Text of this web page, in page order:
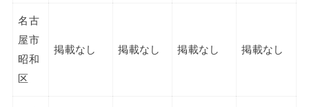
名古
屋市
昭和
区
掲載なし 掲載なし 掲載なし 掲載なし